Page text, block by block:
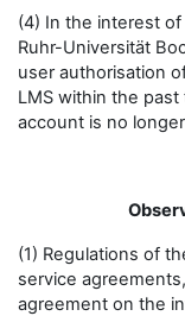
(4) In the interest
Ruhr-Universität
user authorisation
LMS within the
account is no
(1) Regulations of
service
agreement on the